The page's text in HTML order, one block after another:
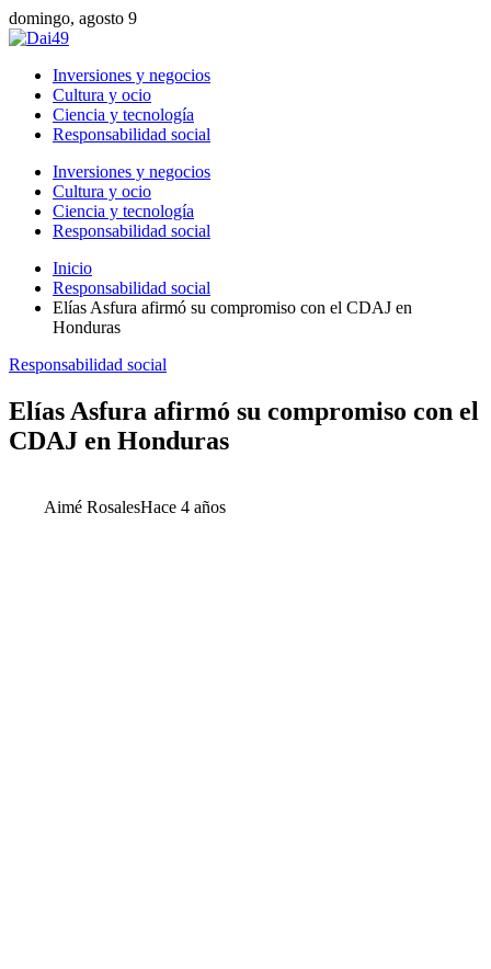
domingo, agosto 9
Inversiones y negocios
Cultura y ocio
Ciencia y tecnología
Responsabilidad social
Inversiones y negocios
Cultura y ocio
Ciencia y tecnología
Responsabilidad social
Inicio
Responsabilidad social
Elías Asfura afirmó su compromiso con el CDAJ en
Honduras
Responsabilidad social
Elías Asfura afirmó su compromiso con el
CDAJ en Honduras
Aimé RosalesHace 4 años